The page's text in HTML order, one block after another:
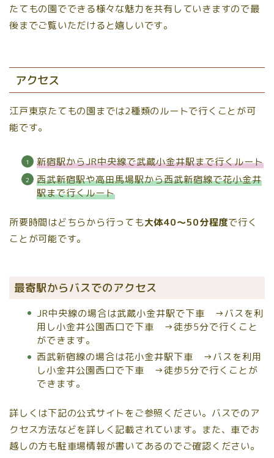
たてもの園でできる様々な魅力を共有していきますので最
後までご覧いただけると嬉しいです。
アクセス
江戸東京たてもの園までは2種類のルートで行くことが可
能です。
新宿駅からJR中央線で武蔵小金井駅まで行くルート
西武新宿駅や高田馬場駅から西武新宿線で花小金井
駅まで行くルート
所要時間はどちらから行っても大体40〜50分程度で行く
ことが可能です。
最寄駅からバスでのアクセス
JR中央線の場合は武蔵小金井駅で下車 →バスを利
用し小金井公園西口で下車 →徒歩5分で行くこと
ができます。
西武新宿線の場合は花小金井駅下車 →バスを利用
し小金井公園西口で下車 →徒歩5分で行くことが
できます。
詳しくは下記の公式サイトをご参照ください。バスでのア
クセス方法などを詳しく記載されています。また、車でお
越しの方も駐車場情報が書いてあるのでご確認ください。